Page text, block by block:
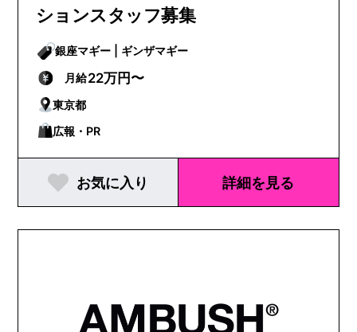
ションスタッフ募集
銀座マギー | ギンザマギー
月給22万円〜
東京都
広報・PR
お気に入り 詳細を見る